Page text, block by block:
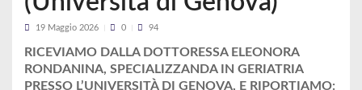
19 Maggio 2026 0 94
RICEVIAMO DALLA DOTTORESSA ELEONORA
RONDANINA, SPECIALIZZANDA IN GERIATRIA
PRESSO L’UNIVERSITÀ DI GENOVA, E RIPORTIAMO: